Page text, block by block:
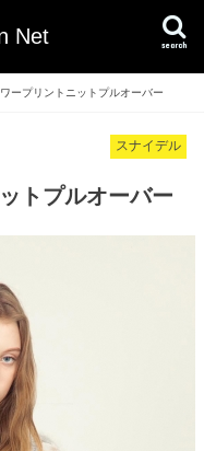
Net search
ープリントニットプルオーバー
スナイデル
トプルオーバー